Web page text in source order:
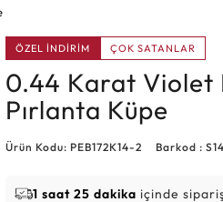
ÖZEL İNDİRİM ÇOK SATANLAR
0.44 Karat Violet
Pırlanta Küpe
Ürün Kodu: PEB172K14-2 Barkod :
1 saat 25 dakika içinde